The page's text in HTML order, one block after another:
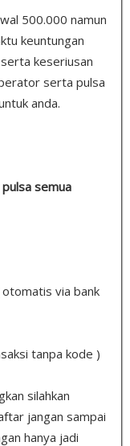
500.000 namun
keuntungan
keseriusan
serta pulsa
anda.
semua
otomatis via bank
tanpa kode )
silahkan
jangan sampai
hanya jadi